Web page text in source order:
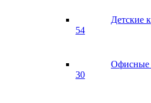
Детские
54
Офисные
30